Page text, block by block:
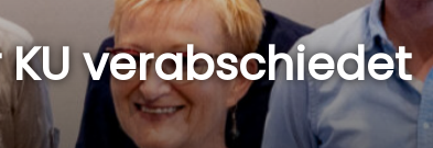
KU verabschiedet